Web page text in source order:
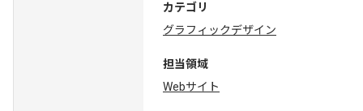
カテゴリ
グラフィックデザイン
担当領域
Webサイト